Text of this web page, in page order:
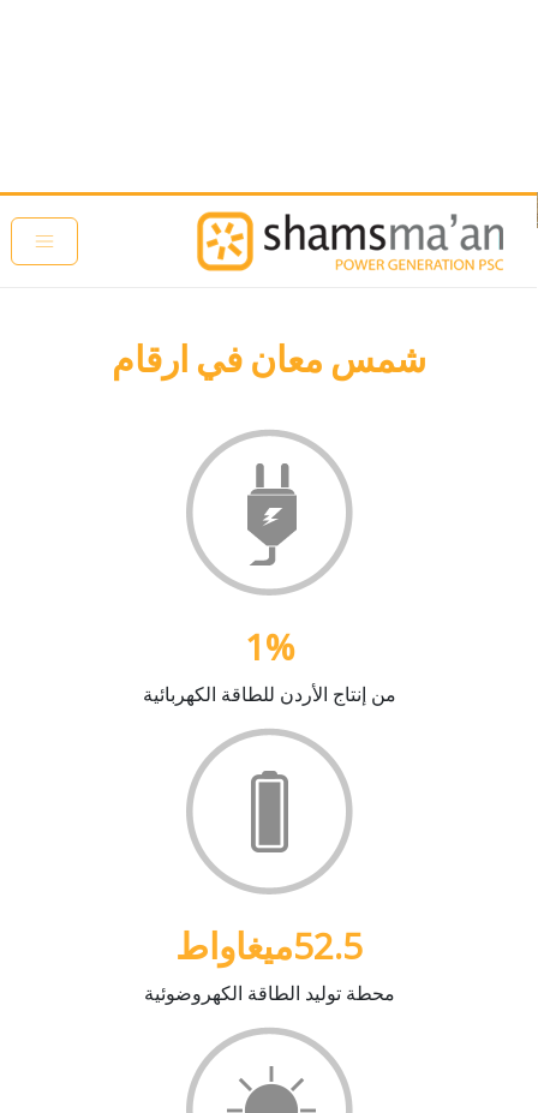
شمس معان في ارقام
1%
من إنتاج الأردن للطاقة الكهربائية
52.5ميغاواط
محطة توليد الطاقة الكهروضوئية